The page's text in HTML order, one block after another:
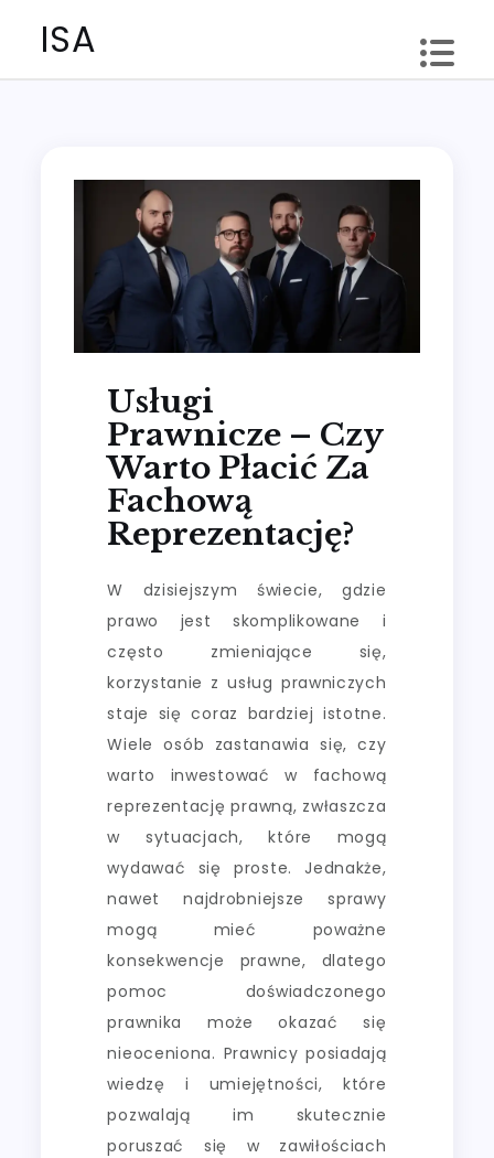
ISA
Usługi
Prawnicze – Czy
Warto Płacić Za
Fachową
Reprezentację?
W dzisiejszym świecie, gdzie
prawo jest skomplikowane i
często zmieniające się,
korzystanie z usług prawniczych
staje się coraz bardziej istotne.
Wiele osób zastanawia się, czy
warto inwestować w fachową
reprezentację prawną, zwłaszcza
w sytuacjach, które mogą
wydawać się proste. Jednakże,
nawet najdrobniejsze sprawy
mogą mieć poważne
konsekwencje prawne, dlatego
pomoc doświadczonego
prawnika może okazać się
nieoceniona. Prawnicy posiadają
wiedzę i umiejętności, które
pozwalają im skutecznie
poruszać się w zawiłościach